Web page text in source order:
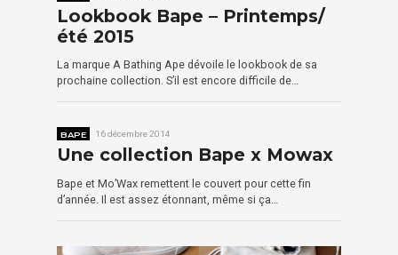
Lookbook Bape – Printemps/
été 2015
La marque A Bathing Ape dévoile le lookbook de sa
prochaine collection. S’il est encore difficile de…
BAPE 16 décembre 2014
Une collection Bape x Mowax
Bape et Mo’Wax remettent le couvert pour cette fin
d’année. Il est assez étonnant, même si ça…